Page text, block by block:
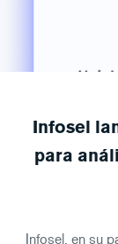
Infosel
para
Infosel, en su